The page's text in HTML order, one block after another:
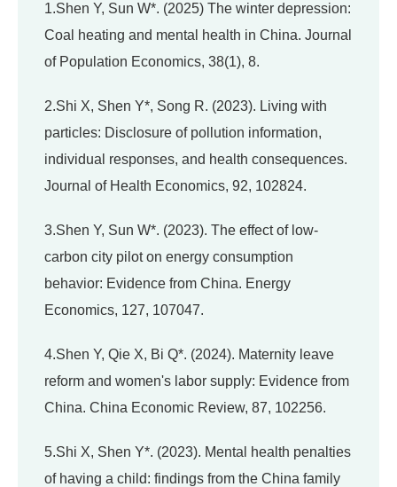
1.Shen Y, Sun W*. (2025) The winter depression:
Coal heating and mental health in China. Journal
of Population Economics, 38(1), 8.
2.Shi X, Shen Y*, Song R. (2023). Living with
particles: Disclosure of pollution information,
individual responses, and health consequences.
Journal of Health Economics, 92, 102824.
3.Shen Y, Sun W*. (2023). The effect of low-
carbon city pilot on energy consumption
behavior: Evidence from China. Energy
Economics, 127, 107047.
4.Shen Y, Qie X, Bi Q*. (2024). Maternity leave
reform and women's labor supply: Evidence from
China. China Economic Review, 87, 102256.
5.Shi X, Shen Y*. (2023). Mental health penalties
of having a child: findings from the China family